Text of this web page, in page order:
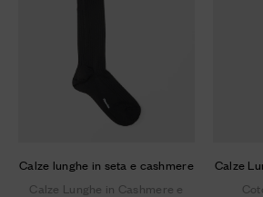
Calze lunghe in seta e cashmere
Calze Lunghe in Cashmere e
Calze